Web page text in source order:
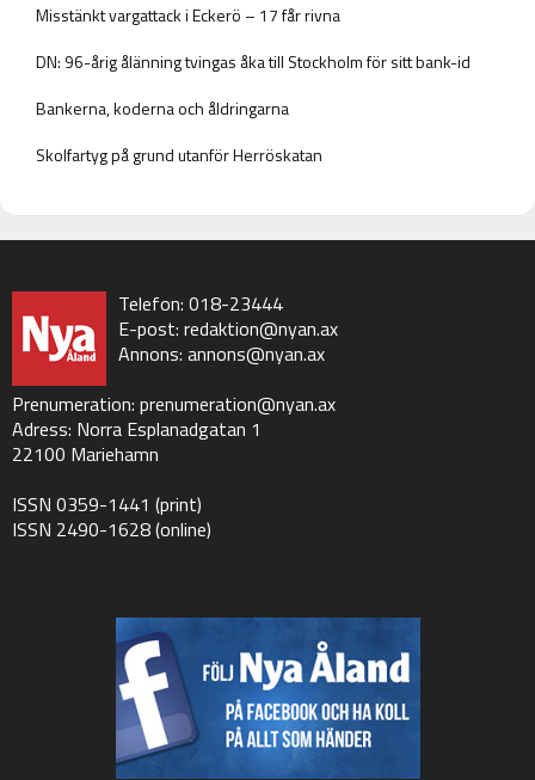
Misstänkt vargattack i Eckerö – 17 får rivna
DN: 96-årig ålänning tvingas åka till Stockholm för sitt bank-id
Bankerna, koderna och åldringarna
Skolfartyg på grund utanför Herröskatan
Telefon: 018-23444
E-post: redaktion@nyan.ax
Annons: annons@nyan.ax
Prenumeration: prenumeration@nyan.ax
Adress: Norra Esplanadgatan 1
22100 Mariehamn
ISSN 0359-1441 (print)
ISSN 2490-1628 (online)